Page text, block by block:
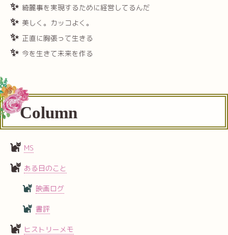
綺麗事を実現するために経営してるんだ
美しく。カッコよく。
正直に胸張って生きる
今を生きて未来を作る
Column
MS
ある日のこと
映画ログ
書評
ヒストリーメモ